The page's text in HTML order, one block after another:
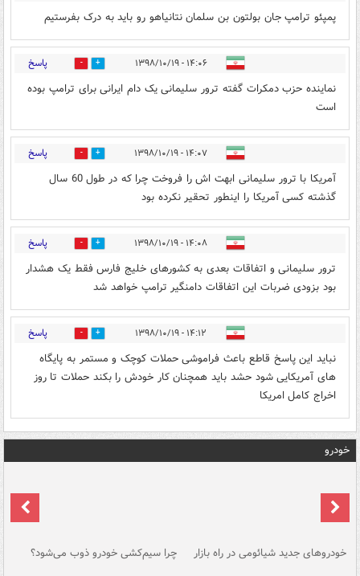
پمپئو ترامپ جان بولتون بن سلمان نتانیاهو رو باید به درک بفرستیم
۱۴:۰۶ - ۱۳۹۸/۱۰/۱۹ 0 پاسخ
نماینده حزب دمکرات گفته ترور سلیمانی یک دام ایرانی برای ترامپ بوده
است
۱۴:۰۷ - ۱۳۹۸/۱۰/۱۹ 2 پاسخ
آمریکا با ترور سلیمانی ابهت اش را فروخت چرا که در طول 60 سال
گذشته کسی آمریکا را اینطور تحقیر نکرده بود
۱۴:۰۸ - ۱۳۹۸/۱۰/۱۹ 0 پاسخ
ترور سلیمانی و اتفاقات بعدی به کشورهای خلیج فارس فقط یک هشدار
بود بزودی ضربات این اتفاقات دامنگیر ترامپ خواهد شد
۱۴:۱۲ - ۱۳۹۸/۱۰/۱۹ 2 پاسخ
نباید این پاسخ قاطع باعث فراموشی حملات کوچک و مستمر به پایگاه
های آمریکایی شود حشد باید همچنان کار خودش را بکند حملات تا روز
اخراج کامل امریکا
خودرو
خودروهای جدید شیائومی در راه بازار چرا سیم‌کشی خودرو ذوب می‌شود؟